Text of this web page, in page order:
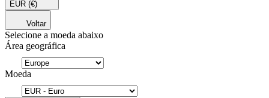
EUR (€)
Voltar
Selecione a moeda abaixo
Área geográfica
Moeda